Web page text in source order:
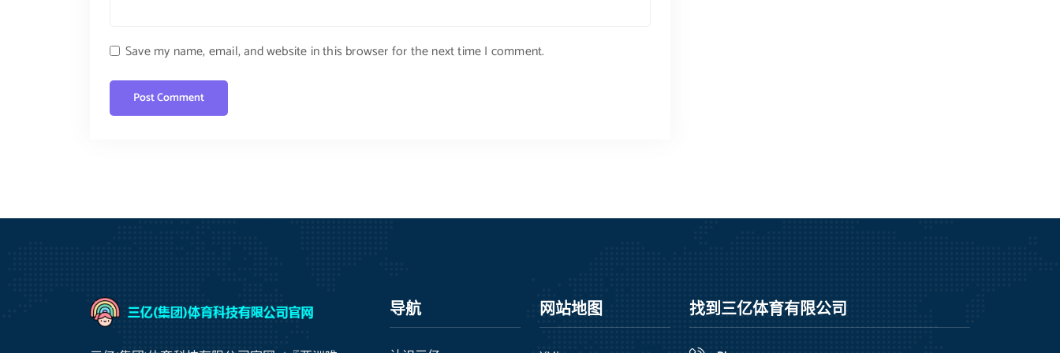
Save my name, email, and website in this browser for the next time I comment.
导航 网站地图 找到三亿体育有限公司